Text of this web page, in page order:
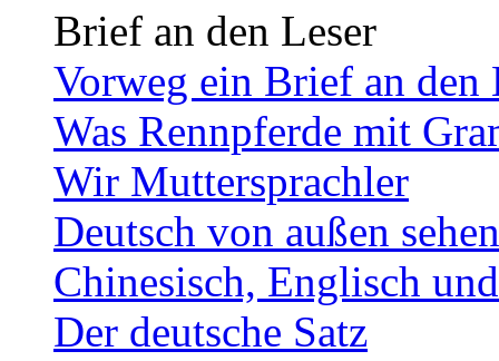
Brief an den Leser
Vorweg ein Brief an den
Was Rennpferde mit
Wir Muttersprachler
Deutsch von außen sehen
Chinesisch, Englisch
Der deutsche Satz